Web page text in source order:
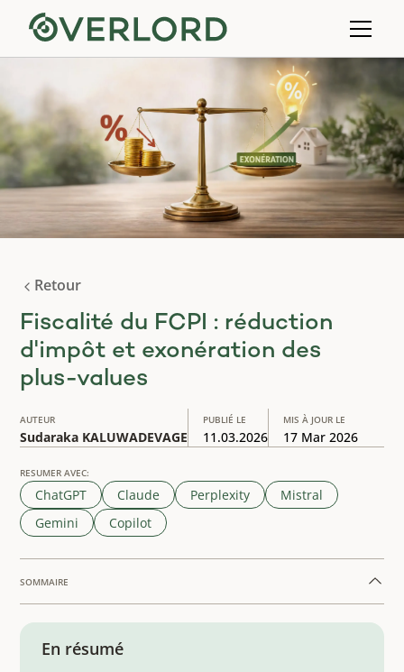
Retour
Fiscalité du FCPI : réduction
d'impôt et exonération des
plus-values
AUTEUR
Sudaraka KALUWADEVAGE
PUBLIÉ LE
11.03.2026
MIS À JOUR LE
17 Mar 2026
RESUMER AVEC:
ChatGPT Claude Perplexity
Mistral
Gemini
Copilot
SOMMAIRE
Example H2
En résumé